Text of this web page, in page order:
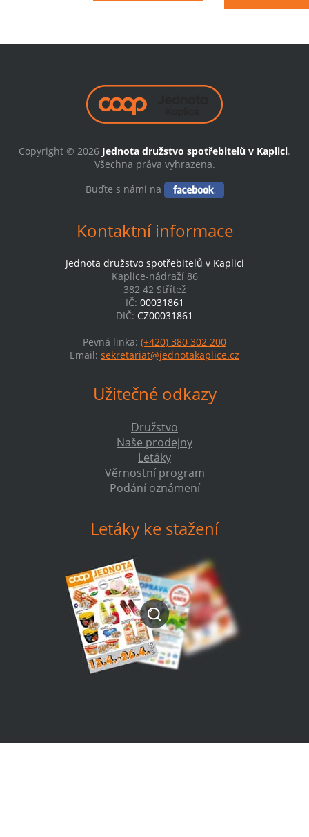
Copyright © 2026 Jednota družstvo spotřebitelů v Kaplici.
Všechna práva vyhrazena.
Buďte s námi na
Kontaktní informace
Jednota družstvo spotřebitelů v Kaplici
Kaplice-nádraží 86
382 42 Střítež
IČ: 00031861
DIČ: CZ00031861
Pevná linka: (+420) 380 302 200
Email: sekretariat@jednotakaplice.cz
Užitečné odkazy
Družstvo
Naše prodejny
Letáky
Věrnostní program
Podání oznámení
Letáky ke stažení